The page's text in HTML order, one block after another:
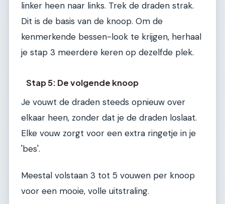
linker heen naar links. Trek de draden strak.
Dit is de basis van de knoop. Om de
kenmerkende bessen-look te krijgen, herhaal
je stap 3 meerdere keren op dezelfde plek.
Stap 5: De volgende knoop
Je vouwt de draden steeds opnieuw over
elkaar heen, zonder dat je de draden loslaat.
Elke vouw zorgt voor een extra ringetje in je
'bes'.
Meestal volstaan 3 tot 5 vouwen per knoop
voor een mooie, volle uitstraling.